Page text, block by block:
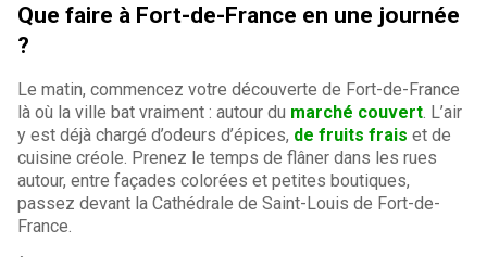
Que faire à Fort-de-France en une journée
?
Le matin, commencez votre découverte de Fort-de-France
là où la ville bat vraiment : autour du marché couvert. L’air
y est déjà chargé d’odeurs d’épices, de fruits frais et de
cuisine créole. Prenez le temps de flâner dans les rues
autour, entre façades colorées et petites boutiques,
passez devant la Cathédrale de Saint-Louis de Fort-de-
France.